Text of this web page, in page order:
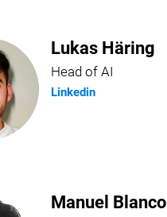
Lukas Häring
Head of AI
Linkedin
Manuel Blanco